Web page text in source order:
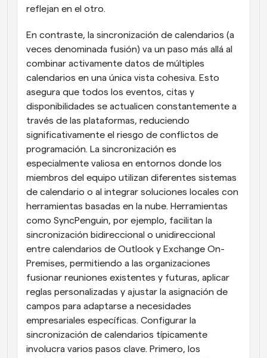
reflejan en el otro.
En contraste, la sincronización de calendarios (a
veces denominada fusión) va un paso más allá al
combinar activamente datos de múltiples
calendarios en una única vista cohesiva. Esto
asegura que todos los eventos, citas y
disponibilidades se actualicen constantemente a
través de las plataformas, reduciendo
significativamente el riesgo de conflictos de
programación. La sincronización es
especialmente valiosa en entornos donde los
miembros del equipo utilizan diferentes sistemas
de calendario o al integrar soluciones locales con
herramientas basadas en la nube. Herramientas
como SyncPenguin, por ejemplo, facilitan la
sincronización bidireccional o unidireccional
entre calendarios de Outlook y Exchange On-
Premises, permitiendo a las organizaciones
fusionar reuniones existentes y futuras, aplicar
reglas personalizadas y ajustar la asignación de
campos para adaptarse a necesidades
empresariales específicas. Configurar la
sincronización de calendarios típicamente
involucra varios pasos clave. Primero, los